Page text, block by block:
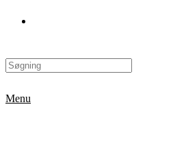
Menu